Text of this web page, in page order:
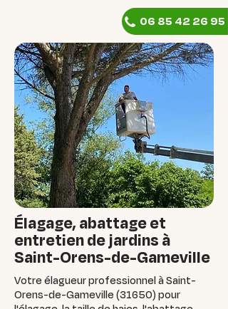
06 85 42 26 95
Élagage, abattage et
entretien de jardins à
Saint-Orens-de-Gameville
Votre élagueur professionnel à Saint-
Orens-de-Gameville (31650) pour